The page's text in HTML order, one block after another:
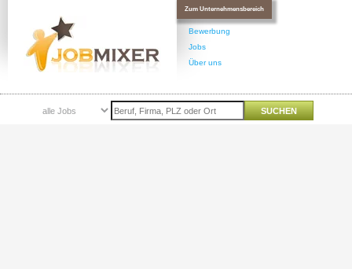
Zum Unternehmensbereich
Bewerbung
Jobs
Über uns